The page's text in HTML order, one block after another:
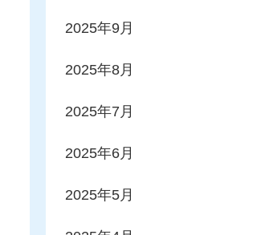
2025年9月
2025年8月
2025年7月
2025年6月
2025年5月